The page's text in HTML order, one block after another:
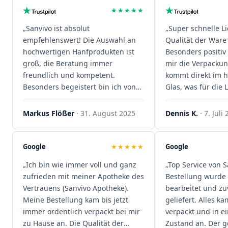
★★★★★
„Sanvivo ist absolut
empfehlenswert! Die Auswahl an
hochwertigen Hanfprodukten ist
groß, die Beratung immer
freundlich und kompetent.
Besonders begeistert bin ich von
der schnellen Rezeptannahme –
alles läuft unkompliziert und
sind extrem zügig, was mir jedes
Mal viel Zeit spart. Man merkt,
Kundenzufriedenheit an erster
Stelle stehen. Vielen Dank an das
Team von Sanvivo – ich bin
rundum begeistert!"
Markus Flößer · 31. August 2025
„Super schnelle
Qualität der
Besonders
mir die
kommt direkt im
Glas, was für die
ist. Ich bestelle
wieder!"
Dennis K. · 7. Juli
Google ★★★★★
„Ich bin wie immer voll und ganz
zufrieden mit meiner Apotheke des
Vertrauens (Sanvivo Apotheke).
Meine Bestellung kam bis jetzt
immer ordentlich verpackt bei mir
zu Hause an. Die Qualität der
Google
„Top Service von
Bestellung wurde
bearbeitet und
geliefert. Alles
verpackt und in
Zustand an. Der